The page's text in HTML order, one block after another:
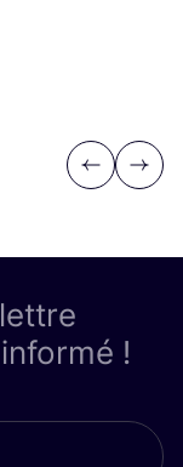
Previous
Next
!